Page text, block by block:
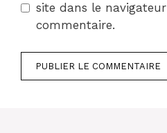
site dans le
commentaire.